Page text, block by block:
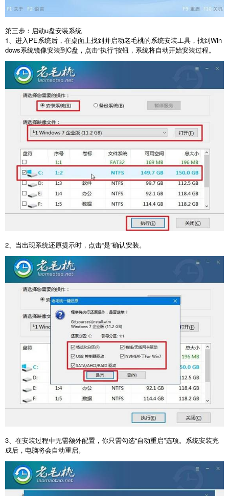
第三步：启动u盘安装系统
1、进入PE系统后，在桌面上找到并启动老毛桃的系统安装工具，找到Win
dows系统镜像安装到C盘，点击“执行”按钮，系统将自动开始安装过程。
2、当出现系统还原提示时，点击“是”确认安装。
3、在安装过程中无需额外配置，你只需勾选“自动重启”选项。系统安装完
成后，电脑将会自动重启。